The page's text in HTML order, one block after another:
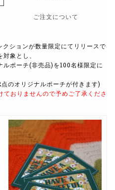
ご注文について
ションが数量限定にてリリースで
象とし、
ルポーチ(非売品)を100名様限定に
のオリジナルポーチが付きます)
おりませんので予めご了承くださ